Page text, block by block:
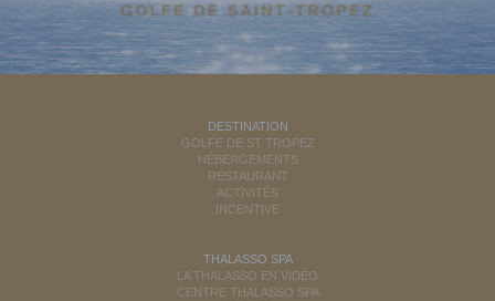
DESTINATION
GOLFE DE ST TROPEZ
HÉBERGEMENTS
RESTAURANT
ACTIVITÉS
INCENTIVE
THALASSO SPA
LA THALASSO EN VIDÉO
CENTRE THALASSO SPA